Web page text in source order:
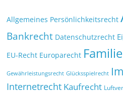
Allgemeines Persönlichkeitsrecht
Bankrecht Datenschutzrecht
EU-Recht Europarecht
Gewährleistungsrecht Glücksspielrecht
Internetrecht Kaufrecht